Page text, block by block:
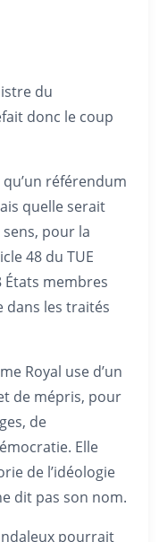
du
donc le coup
référendum
quelle serait
sens, pour la
48 du TUE
États membres
dans les traités
Royal use d’un
de mépris, pour
de
Elle
de l’idéologie
dit pas son nom.
pourrait